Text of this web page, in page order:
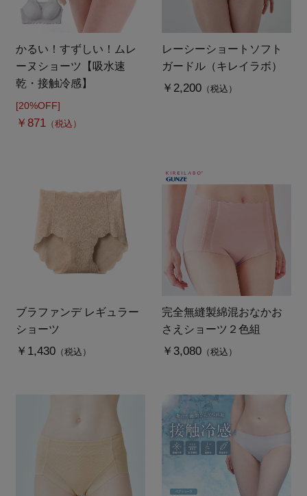
かるい！すずしい！ムレ
ーヌショーツ【吸水速
乾・接触冷感】
[20%OFF]
￥871 （税込）
レーシーショートソフト
ガードル（キレイラボ）
￥2,200（税込）
ブラファンデ レギュラー
ショーツ
￥1,430 （税込）
完全無縫製綿混おなかお
さえショーツ２色組
￥3,080（税込）